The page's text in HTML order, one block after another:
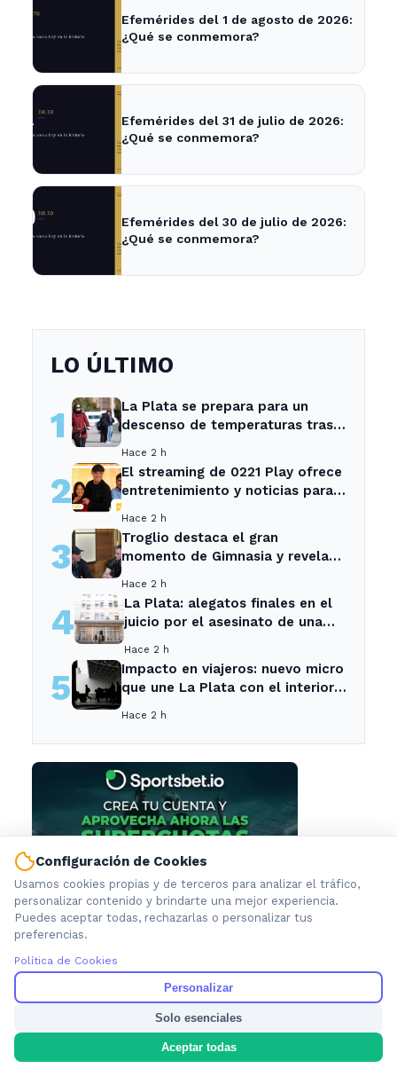
Efemérides del 1 de agosto de 2026:
¿Qué se conmemora?
Efemérides del 31 de julio de 2026:
¿Qué se conmemora?
Efemérides del 30 de julio de 2026:
¿Qué se conmemora?
LO ÚLTIMO
1
La Plata se prepara para un
descenso de temperaturas tras
Hace 2 h
2
El streaming de 0221 Play ofrece
entretenimiento y noticias para
Hace 2 h
3
Troglio destaca el gran
momento de Gimnasia y revela
Hace 2 h
4
La Plata: alegatos finales en el
juicio por el asesinato de una
Hace 2 h
5
Impacto en viajeros: nuevo micro
que une La Plata con el interior
Hace 2 h
Configuración de Cookies
Usamos cookies propias y de terceros para analizar el tráfico,
personalizar contenido y brindarte una mejor experiencia.
Puedes aceptar todas, rechazarlas o personalizar tus
preferencias.
Política de Cookies
Personalizar
Solo esenciales
Aceptar todas